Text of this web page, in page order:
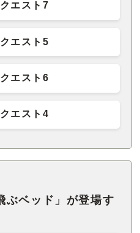
エスト7
エスト5
エスト6
エスト4
ぶベッド」が登場す